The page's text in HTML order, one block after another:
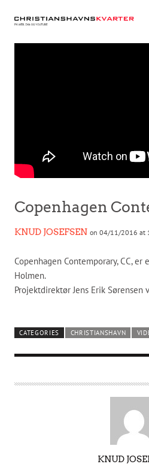
Copenhagen
KNUD JOSEFSEN on 04/11/2016 at
Copenhagen Contemporary, CC,
Holmen.
Projektdirektør Jens Erik
CATEGORIES CHRISTIANSHAVN
KNUD